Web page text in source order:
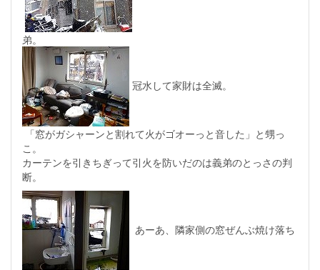
弟。
冠水して家財は全滅。
「窓がガシャーンと割れて火がゴオーっと音した」と甥っ
こ。
カーテンを引きちぎって引火を防いだのは義弟のとっさの判
断。
あーあ、隣家側の窓ぜんぶ焼け落ち